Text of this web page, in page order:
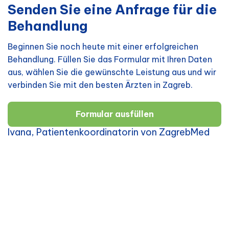
Senden Sie eine Anfrage für die
Behandlung
Beginnen Sie noch heute mit einer erfolgreichen
Behandlung. Füllen Sie das Formular mit Ihren Daten
aus, wählen Sie die gewünschte Leistung aus und wir
verbinden Sie mit den besten Ärzten in Zagreb.
Formular ausfüllen
Ivana, Patientenkoordinatorin von ZagrebMed